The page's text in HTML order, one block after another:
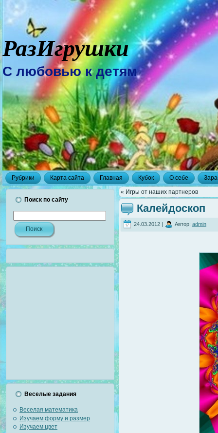
РазИгрушки
С любовью к детям
Рубрики Карта сайта Главная Кубок О себе
Поиск по сайту
Веселые задания
Веселая математика
Изучаем форму и размер
Изучаем цвет
« Игры от наших партнеров
Калейдоскоп
24.03.2012 | Автор: admin